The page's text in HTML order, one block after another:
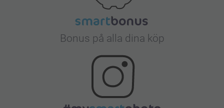
Bonus på alla dina köp